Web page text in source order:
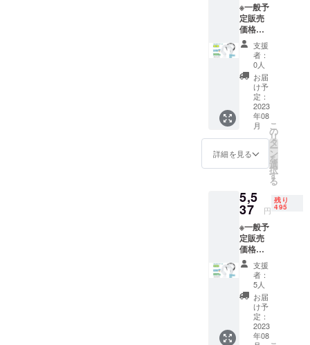
※一般予
定販売
価格：
￥4,071
円 ※税
込・送
料無料
（日本
国内限
定） ※1
セット
内容
ネック
クー
ラー本
体×1
支援
者：
0人
お届
け予
定：
2023
年08
月
詳細を見る
こ
の
リ
タ
ー
ン
を
選
択
す
る
5,5
37 円
残り
495
※一般予
定販売
価格：
￥8,143
円 ※税
込・送
料無料
（日本
国内限
定） ※1
セット
支援
者：
5人
お届
け予
定：
2023
年08